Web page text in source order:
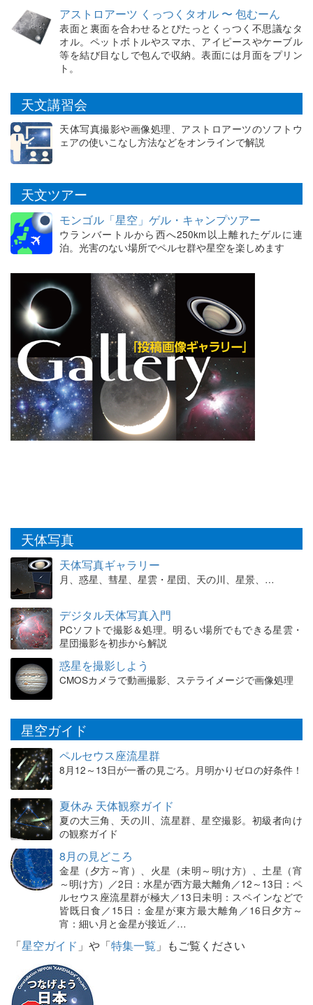
アストロアーツ くっつくタオル 〜 包むーん
表面と裏面を合わせるとぴたっとくっつく不思議なタ
オル。ペットボトルやスマホ、アイピースやケーブル
等を結び目なしで包んで収納。表面には月面をプリン
ト。
天文講習会
天体写真撮影や画像処理、アストロアーツのソフトウ
ェアの使いこなし方法などをオンラインで解説
天文ツアー
モンゴル「星空」ゲル・キャンプツアー
ウランバートルから西へ250km以上離れたゲルに連
泊。光害のない場所でペルセ群や星空を楽しめます
天体写真
天体写真ギャラリー
月、惑星、彗星、星雲・星団、天の川、星景、…
デジタル天体写真入門
PCソフトで撮影＆処理。明るい場所でもできる星雲・
星団撮影を初歩から解説
惑星を撮影しよう
CMOSカメラで動画撮影、ステライメージで画像処理
星空ガイド
ペルセウス座流星群
8月12～13日が一番の見ごろ。月明かりゼロの好条件！
夏休み 天体観察ガイド
夏の大三角、天の川、流星群、星空撮影。初級者向け
の観察ガイド
8月の見どころ
金星（夕方～宵）、火星（未明～明け方）、土星（宵
～明け方）／2日：水星が西方最大離角／12～13日：ペ
ルセウス座流星群が極大／13日未明：スペインなどで
皆既日食／15日：金星が東方最大離角／16日夕方～
宵：細い月と金星が接近／…
「星空ガイド 」や「特集一覧 」もご覧ください